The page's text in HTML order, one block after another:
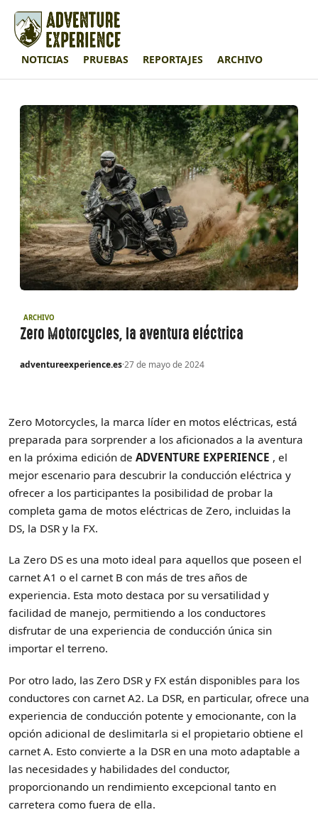
NOTICIAS PRUEBAS REPORTAJES ARCHIVO
ARCHIVO
Zero Motorcycles, la aventura eléctrica
adventureexperience.es·27 de mayo de 2024
Zero Motorcycles, la marca líder en motos eléctricas, está
preparada para sorprender a los aficionados a la aventura
en la próxima edición de ADVENTURE EXPERIENCE , el
mejor escenario para descubrir la conducción eléctrica y
ofrecer a los participantes la posibilidad de probar la
completa gama de motos eléctricas de Zero, incluidas la
DS, la DSR y la FX.
La Zero DS es una moto ideal para aquellos que poseen el
carnet A1 o el carnet B con más de tres años de
experiencia. Esta moto destaca por su versatilidad y
facilidad de manejo, permitiendo a los conductores
disfrutar de una experiencia de conducción única sin
importar el terreno.
Por otro lado, las Zero DSR y FX están disponibles para los
conductores con carnet A2. La DSR, en particular, ofrece una
experiencia de conducción potente y emocionante, con la
opción adicional de deslimitarla si el propietario obtiene el
carnet A. Esto convierte a la DSR en una moto adaptable a
las necesidades y habilidades del conductor,
proporcionando un rendimiento excepcional tanto en
carretera como fuera de ella.